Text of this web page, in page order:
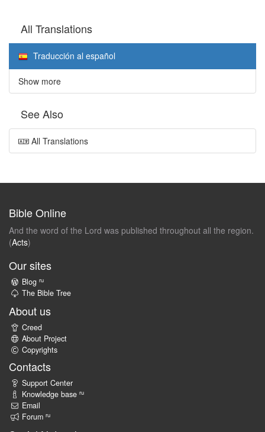
All Translations
Traducción al español
Show more
See Also
All Translations
Bible Online
And the word of the Lord was published throughout all the region.
(Acts)
Our sites
Blog ru
The Bible Tree
About us
Creed
About Project
Copyrights
Contacts
Support Center
Knowledge base ru
Email
Forum ru